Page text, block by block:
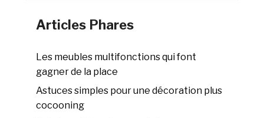
Articles Phares
Les meubles multifonctions qui font
gagner de la place
Astuces simples pour une décoration plus
cocooning